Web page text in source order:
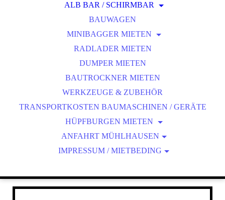
AUTO- MULTITRANSPORTER
KIPPANHÄNGER
KÜHL- TIEFKÜHLANHÄNGER
BAUMASCHINENTRANSPORTANH.
ANHÄNGER IN MÜHLHAUSEN RESERVIEREN
ANHÄNGER MIT PLANE M / L / XL
AUTO- MULTITRANSPORTER
ANHÄNGER IN TANNHEIM RESERVIEREN
ALB BAR / SCHIRMBAR
ZUBEHÖR
FAQ
ANFRAGE
BAUWAGEN
MINIBAGGER MIETEN
ANBAUGERÄTE E19
ANBAUGERÄTE E27Z
MINIBAGGER RESERVIEREN!
RADLADER MIETEN
DUMPER MIETEN
BAUTROCKNER MIETEN
WERKZEUGE & ZUBEHÖR
TRANSPORTKOSTEN BAUMASCHINEN / GERÄTE
HÜPFBURGEN MIETEN
UNSERE BURGEN
HÜPFBURG RESERVIEREN
ANFAHRT MÜHLHAUSEN
ANFAHRT TANNHEIM
IMPRESSUM / MIETBEDING
MIETBEDINGUNGEN BAUMASCHINEN/ GERÄTE